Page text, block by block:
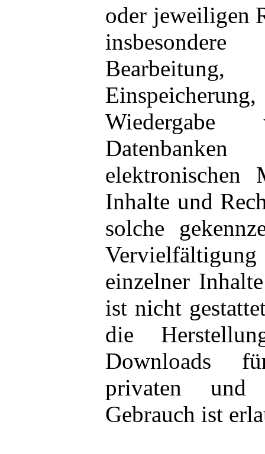
oder jeweiligen
elektronischen
Inhalte und
solche
einzelner
ist nicht
die
Downloads
privaten und
Gebrauch ist